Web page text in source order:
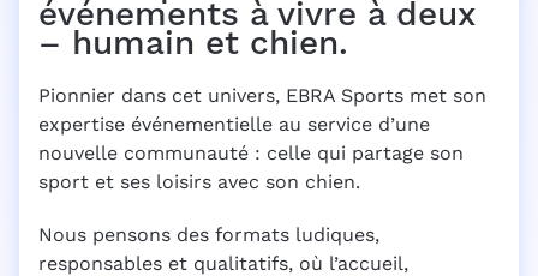
événements à vivre à deux
– humain et chien.
Pionnier dans cet univers, EBRA Sports met son
expertise événementielle au service d’une
nouvelle communauté : celle qui partage son
sport et ses loisirs avec son chien.
Nous pensons des formats ludiques,
responsables et qualitatifs, où l’accueil,